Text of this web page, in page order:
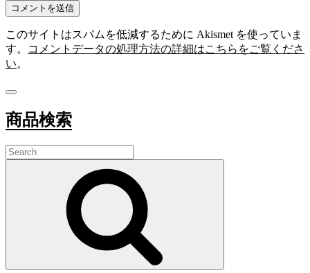
このサイトはスパムを低減するために Akismet を使っていま
す。
コメントデータの処理方法の詳細はこちらをご覧くださ
い。
商品検索
Search
for: